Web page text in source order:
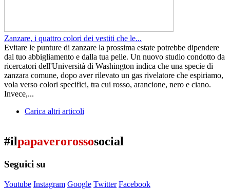
Zanzare, i quattro colori dei vestiti che le...
Evitare le punture di zanzare la prossima estate potrebbe dipendere
dal tuo abbigliamento e dalla tua pelle. Un nuovo studio condotto da
ricercatori dell'Università di Washington indica che una specie di
zanzara comune, dopo aver rilevato un gas rivelatore che espiriamo,
vola verso colori specifici, tra cui rosso, arancione, nero e ciano.
Invece,...
Carica altri articoli
#ilpapaverorossosocial
Seguici su
Youtube Instagram Google Twitter Facebook